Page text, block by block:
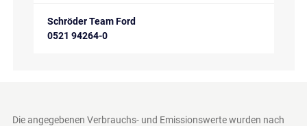
Schröder Team Ford
0521 94264-0
Die angegebenen Verbrauchs- und Emissionswerte wurden nach